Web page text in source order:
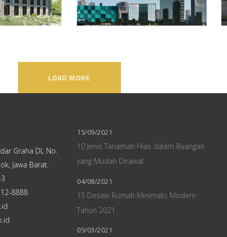
LOAD MORE
Graha DL No.
Jawa Barat.
8888
15/09/2021
10 Jenis Tanaman Hias dalam Ruangan
yang Mudah Dirawat
04/08/2021
15 Desain Rumah Minimalis Modern
Tahun 2021
05/03/2021